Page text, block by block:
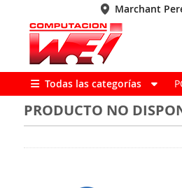
Marchant
Todas las categorías
PRODUCTO NO